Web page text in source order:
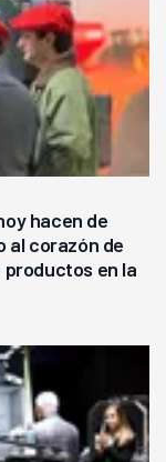
hacen de
al corazón de
productos en la